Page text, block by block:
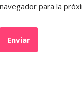
navegador para la